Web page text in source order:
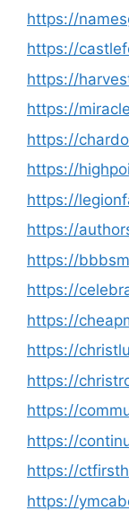
https://
https://
https://
https://
https://
https://
https://
https://
https://
https://
https://
https://
https://
https://
https://
https://
https://